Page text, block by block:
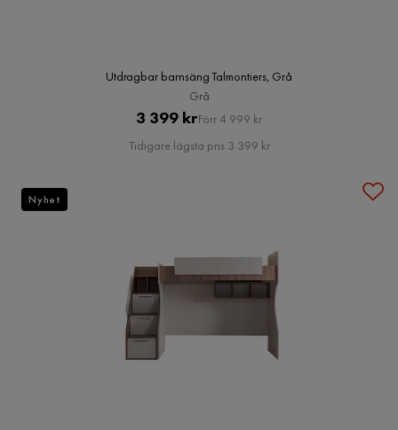
Utdragbar barnsäng Talmontiers, Grå
Grå
Pris
3 399 krOriginal
Pris
Förr 4 999 kr
Tidigare lägsta pris 3 399 kr
Nyhet